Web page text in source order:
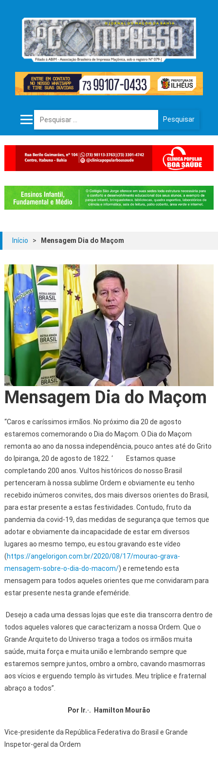
Pesquisar por:
Início > Mensagem Dia do Maçom
Mensagem Dia do Maçom
“Caros e caríssimos irmãos. No próximo dia 20 de agosto
estaremos comemorando o Dia do Maçom. O Dia do Maçom
remonta ao ano da nossa independência, pouco antes até do Grito
do Ipiranga, 20 de agosto de 1822. ‘ Estamos quase
completando 200 anos. Vultos históricos do nosso Brasil
pertenceram à nossa sublime Ordem e obviamente eu tenho
recebido inúmeros convites, dos mais diversos orientes do Brasil,
para estar presente a estas festividades. Contudo, fruto da
pandemia da covid-19, das medidas de segurança que temos que
adotar e obviamente da incapacidade de estar em diversos
lugares ao mesmo tempo, eu estou gravando este vídeo
(https://angelorigon.com.br/2020/08/17/mourao-grava-
mensagem-sobre-o-dia-do-macom/) e remetendo esta
mensagem para todos aqueles orientes que me convidaram para
estar presente nesta grande efeméride.
Desejo a cada uma dessas lojas que este dia transcorra dentro de
todos aqueles valores que caracterizam a nossa Ordem. Que o
Grande Arquiteto do Universo traga a todos os irmãos muita
saúde, muita força e muita união e lembrando sempre que
estaremos sempre juntos, ombro a ombro, cavando masmorras
aos vícios e erguendo templo às virtudes. Meu tríplice e fraternal
abraço a todos”.
Por Ir.·. Hamilton Mourão
Vice-presidente da República Federativa do Brasil e Grande
Inspetor-geral da Ordem